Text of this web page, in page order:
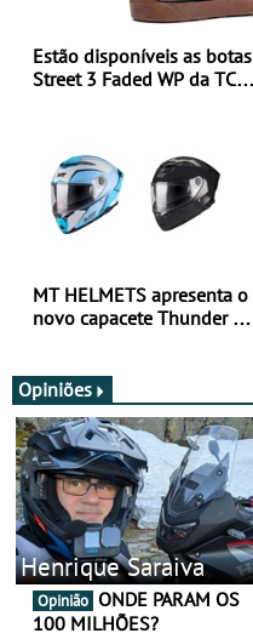
Estão disponíveis as botas
Street 3 Faded WP da TCX
MT HELMETS apresenta o
novo capacete Thunder 4 R
Opiniões
Henrique Saraiva
Opinião
100 MILHÕES?